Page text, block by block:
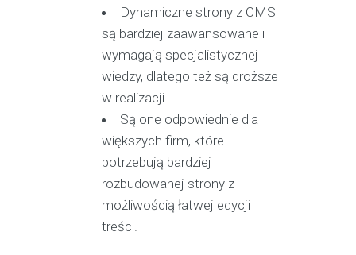
Dynamiczne strony z CMS
są bardziej zaawansowane i
wymagają specjalistycznej
wiedzy, dlatego też są droższe
w realizacji.
Są one odpowiednie dla
większych firm, które
potrzebują bardziej
rozbudowanej strony z
możliwością łatwej edycji
treści.